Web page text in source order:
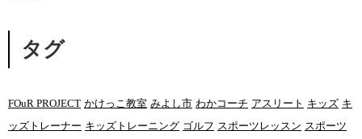
タグ
FOuR PROJECT かけっこ教室 みよし市 わかコーチ アスリート キッズ キ
ッズトレーナー キッズトレーニング ゴルフ スポーツレッスン スポーツ